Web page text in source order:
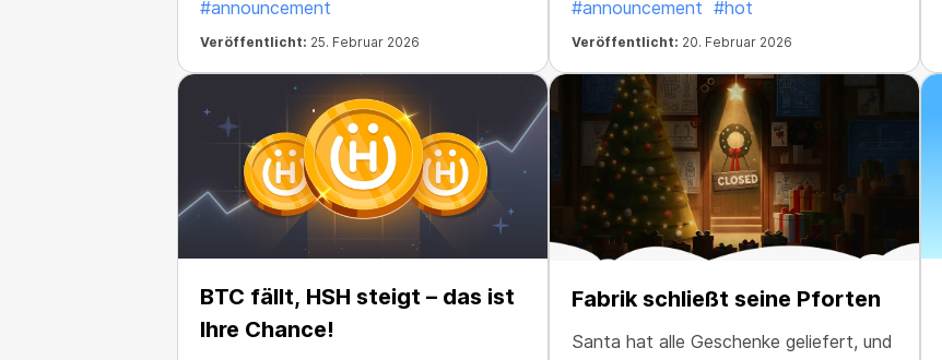
#announcement
Veröffentlicht: 25. Februar 2026
#announcement #hot
Veröffentlicht: 20. Februar 2026
BTC fällt, HSH steigt – das ist
Ihre Chance!
Fabrik schließt seine Pforten
Santa hat alle Geschenke geliefert, und